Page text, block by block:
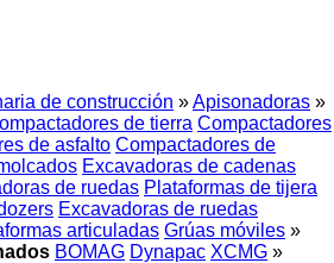
de construcción »Apisonadoras »
de tierra Compactadores
de asfalto Compactadores de
Excavadoras de cadenas
de ruedas Plataformas de tijera
Excavadoras de ruedas
articuladas Grúas móviles »
BOMAG Dynapac XCMG »